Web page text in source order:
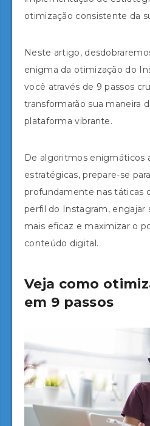
otimização consistente da
Neste artigo,
enigma da otimização do
você através de 9 passos
transformarão sua maneira
plataforma vibrante.
De algoritmos enigmáticos
estratégicas, prepare-se
profundamente nas táticas
perfil do Instagram, engajar
mais eficaz e maximizar o
conteúdo digital.
Veja como
em 9 passos